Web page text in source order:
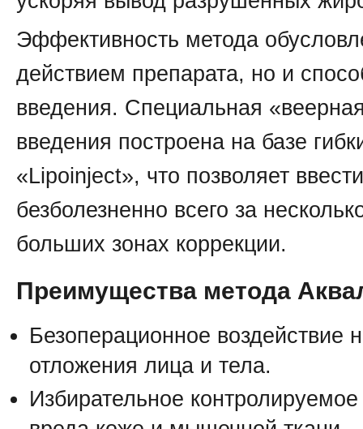
Эффективность метода
действием препарата, но и
введения. Специальная
введения построена на базе
«Lipoinject», что позволяет
безболезненно всего за
больших зонах коррекции.
Преимущества метода
Безоперационное воздействие
отложения лица и тела.
Избирательное контролируемое